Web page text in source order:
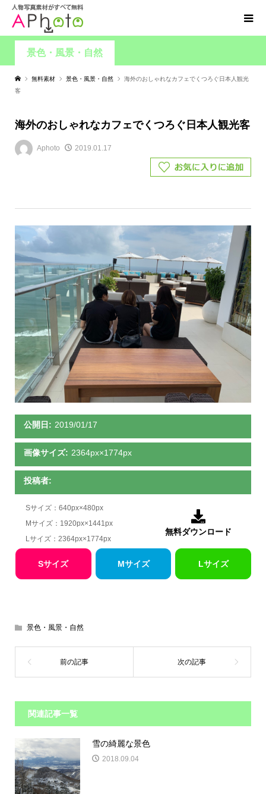
景色・風景・自然
無料素材 景色・風景・自然
海外のおしゃれなカフェでくつろぐ日本人観光
客
海外のおしゃれなカフェでくつろぐ日本人観光客
Aphoto 2019.01.17
公開日: 2019/01/17
画像サイズ: 2364px×1774px
投稿者:
Sサイズ：640px×480px
Mサイズ：1920px×1441px
Lサイズ：2364px×1774px

無料ダウンロード
Sサイズ Mサイズ Lサイズ
景色・風景・自然
関連記事一覧
雪の綺麗な景色
2018.09.04